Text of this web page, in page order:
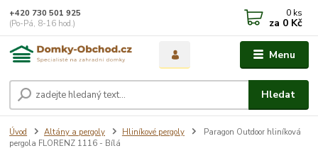
Menu
Hledat
+420 730 501 925
(Po-Pá, 8-16 hod.)
0 ks
za 0 Kč
Úvod Altány a pergoly Hliníkové pergoly
Paragon Outdoor hliníková
pergola FLORENZ 1116 - Bílá